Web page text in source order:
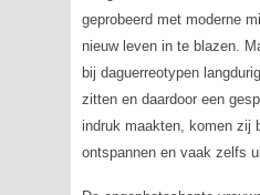
geprobeerd met moderne
nieuw leven in te blazen.
bij daguerreotypen
zitten en daardoor een
indruk maakten, komen zij
ontspannen en vaak zelfs